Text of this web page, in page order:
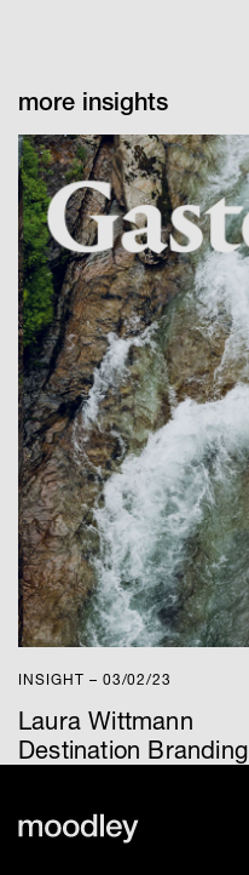
more insights
INSIGHT – 03/02/23
Laura Wittmann
Destination Branding